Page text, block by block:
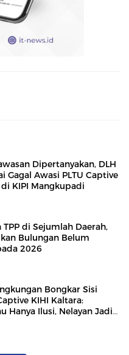
Dipertanyakan, DLH
Gagal Awasi PLTU Captive
KIPI Mangkupadi
di Sejumlah Daerah,
Bulungan Belum
2026
Bongkar Sisi
KIHI Kaltara:
Hanya Ilusi, Nelayan Jadi